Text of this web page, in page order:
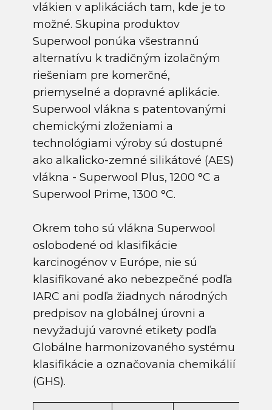
vlákien v aplikáciách tam, kde je to
možné. Skupina produktov
Superwool ponúka všestrannú
alternatívu k tradičným izolačným
riešeniam pre komerčné,
priemyselné a dopravné aplikácie.
Superwool vlákna s patentovanými
chemickými zloženiami a
technológiami výroby sú dostupné
ako alkalicko-zemné silikátové (AES)
vlákna - Superwool Plus, 1200 °C a
Superwool Prime, 1300 °C.
Okrem toho sú vlákna Superwool
oslobodené od klasifikácie
karcinogénov v Európe, nie sú
klasifikované ako nebezpečné podľa
IARC ani podľa žiadnych národných
predpisov na globálnej úrovni a
nevyžadujú varovné etikety podľa
Globálne harmonizovaného systému
klasifikácie a označovania chemikálií
(GHS).